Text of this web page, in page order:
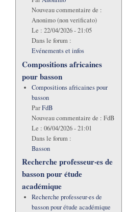
Nouveau commentaire de :
Anonimo (non verificato)
Le : 22/04/2026 - 21:05
Dans le forum :
Evénements et infos
Compositions africaines
pour basson
Compositions africaines pour
basson
ParFdB
Nouveau commentaire de : FdB
Le : 06/04/2026 - 21:01
Dans le forum :
Basson
Recherche professeur·es de
basson pour étude
académique
Recherche professeur·es de
basson pour étude académique